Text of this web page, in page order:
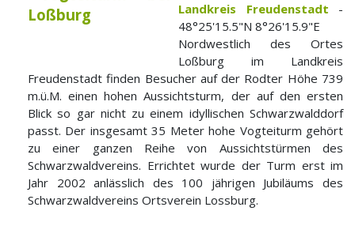
Landkreis Freudenstadt -
48°25'15.5"N 8°26'15.9"E
Nordwestlich des Ortes
Loßburg im Landkreis
Freudenstadt finden Besucher auf der Rodter Höhe 739
m.ü.M. einen hohen Aussichtsturm, der auf den ersten
Blick so gar nicht zu einem idyllischen Schwarzwalddorf
passt. Der insgesamt 35 Meter hohe Vogteiturm gehört
zu einer ganzen Reihe von Aussichtstürmen des
Schwarzwaldvereins. Errichtet wurde der Turm erst im
Jahr 2002 anlässlich des 100 jährigen Jubiläums des
Schwarzwaldvereins Ortsverein Lossburg.